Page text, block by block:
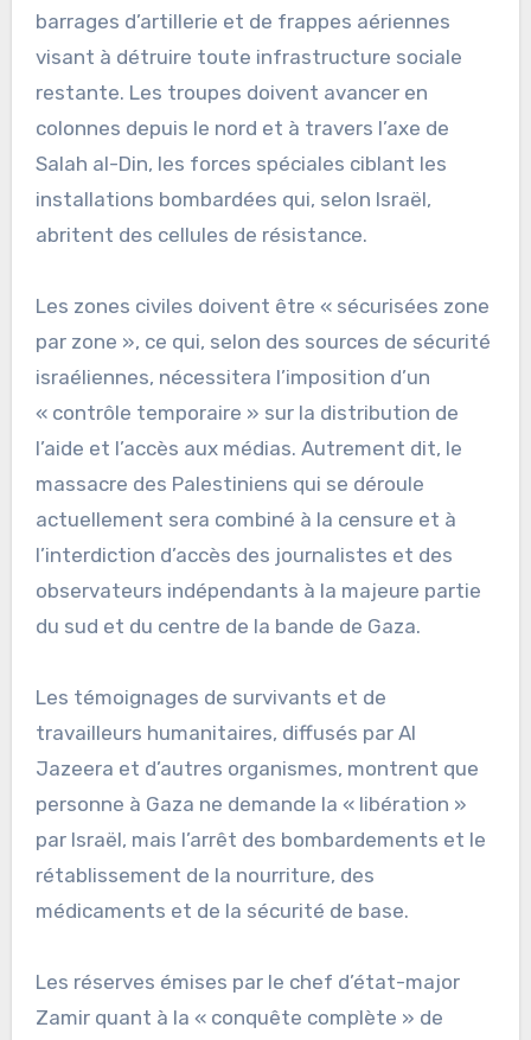
barrages d’artillerie et de frappes aériennes
visant à détruire toute infrastructure sociale
restante. Les troupes doivent avancer en
colonnes depuis le nord et à travers l’axe de
Salah al-Din, les forces spéciales ciblant les
installations bombardées qui, selon Israël,
abritent des cellules de résistance.
Les zones civiles doivent être « sécurisées zone
par zone », ce qui, selon des sources de sécurité
israéliennes, nécessitera l’imposition d’un
« contrôle temporaire » sur la distribution de
l’aide et l’accès aux médias. Autrement dit, le
massacre des Palestiniens qui se déroule
actuellement sera combiné à la censure et à
l’interdiction d’accès des journalistes et des
observateurs indépendants à la majeure partie
du sud et du centre de la bande de Gaza.
Les témoignages de survivants et de
travailleurs humanitaires, diffusés par Al
Jazeera et d’autres organismes, montrent que
personne à Gaza ne demande la « libération »
par Israël, mais l’arrêt des bombardements et le
rétablissement de la nourriture, des
médicaments et de la sécurité de base.
Les réserves émises par le chef d’état-major
Zamir quant à la « conquête complète » de